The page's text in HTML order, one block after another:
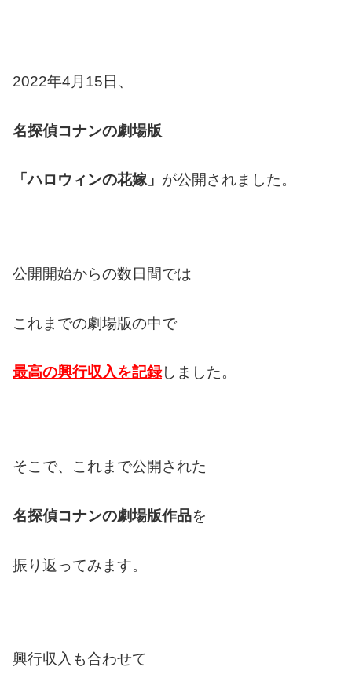
2022年4月15日、
名探偵コナンの劇場版
「ハロウィンの花嫁」 が公開されました。
公開開始からの数日間では
これまでの劇場版の中で
最高の興行収入を記録しました。
そこで、これまで公開された
名探偵コナンの劇場版作品を
振り返ってみます。
興行収入も合わせて